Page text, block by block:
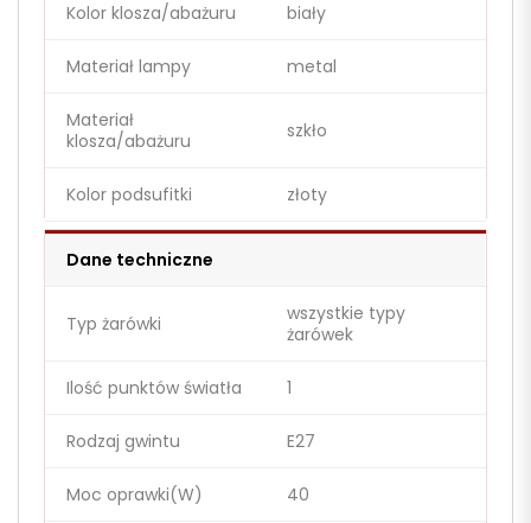
Kolor klosza/abażuru biały
Materiał lampy metal
Materiał
klosza/abażuru
szkło
Kolor podsufitki złoty
Dane techniczne
Typ żarówki
wszystkie typy
żarówek
Ilość punktów światła 1
Rodzaj gwintu E27
Moc oprawki(W) 40